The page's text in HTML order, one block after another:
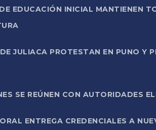
EDUCACIÓN INICIAL MANTIENEN
JULIACA PROTESTAN EN PUNO Y
SE REÚNEN CON AUTORIDADES
ENTREGA CREDENCIALES A